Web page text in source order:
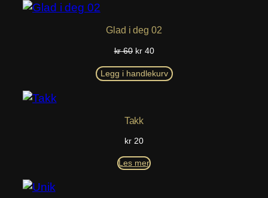
på
Glad i deg 02
kr60 Opprinnelig
var:
kr 60.
kr40Nåværende
er:
kr 40.
Legg i handlekurv
Takk
kr 20
Les mer